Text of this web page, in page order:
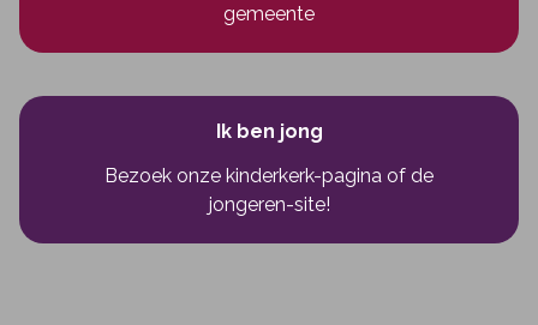
gemeente
Ik ben jong
Bezoek onze kinderkerk-pagina of de
jongeren-site!